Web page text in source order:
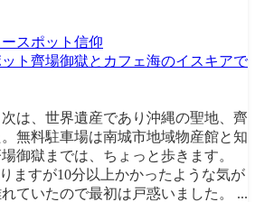
スポット 信仰
ト齊場御獄とカフェ海のイスキアで
は、世界遺産であり沖縄の聖地、齊
無料駐車場は南城市地域物産館と知
御獄までは、ちょっと歩きます。
ますが10分以上かかったような気が
ていたので最初は戸惑いました。 ...